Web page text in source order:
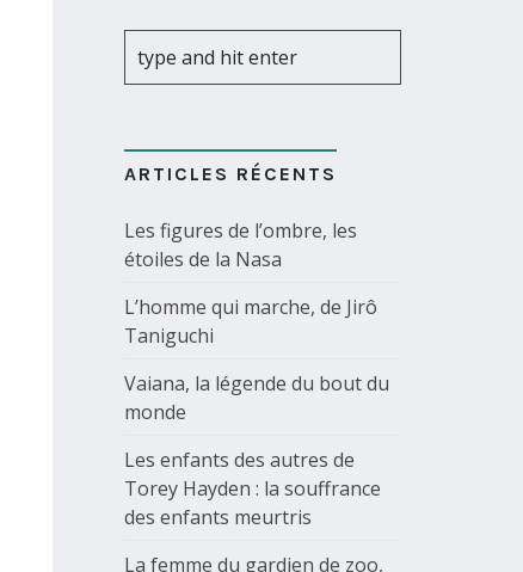
ARTICLES RÉCENTS
Les figures de l’ombre, les
étoiles de la Nasa
L’homme qui marche, de Jirô
Taniguchi
Vaiana, la légende du bout du
monde
Les enfants des autres de
Torey Hayden : la souffrance
des enfants meurtris
La femme du gardien de zoo,